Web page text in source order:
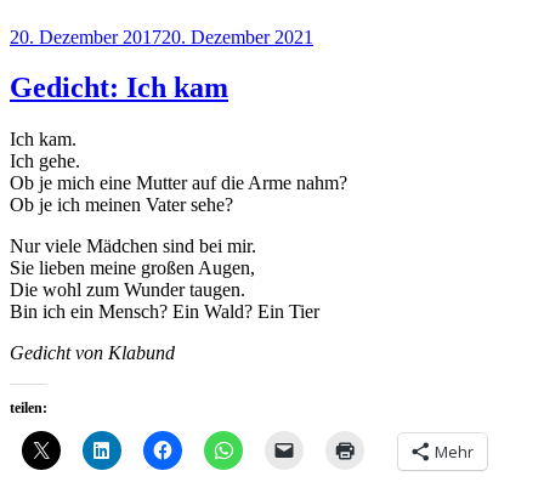
Veröffentlicht
20. Dezember 201720. Dezember 2021
Gedicht: Ich kam
Ich kam.
Ich gehe.
Ob je mich eine Mutter auf die Arme nahm?
Ob je ich meinen Vater sehe?
Nur viele Mädchen sind bei mir.
Sie lieben meine großen Augen,
Die wohl zum Wunder taugen.
Bin ich ein Mensch? Ein Wald? Ein Tier
Gedicht von Klabund
teilen:
Mehr